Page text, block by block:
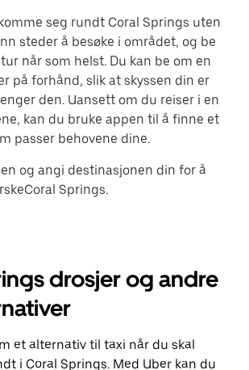
seg rundt Coral Springs uten
steder å besøke i området, og be
når som helst. Du kan be om en
på forhånd, slik at skyssen din er
den. Uansett om du reiser i en
kan du bruke appen til å finne et
passer behovene dine.
og angi destinasjonen din for å
Springs.
drosjer og andre
et alternativ til taxi når du skal
i Coral Springs. Med Uber kan du